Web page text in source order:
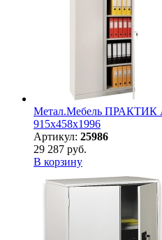
Метал.Мебель ПРАКТИК
915х458х1996
Артикул: 25986
29 287 руб.
В корзину